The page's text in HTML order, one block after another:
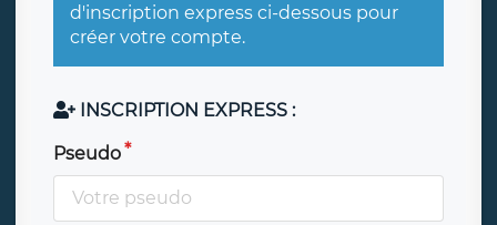
d'inscription express ci-dessous pour
créer votre compte.
INSCRIPTION EXPRESS :
Pseudo